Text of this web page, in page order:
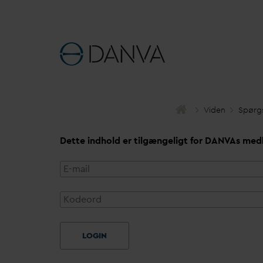
Viden
Dette indhold er tilgængeligt for DANVAs
LOGIN